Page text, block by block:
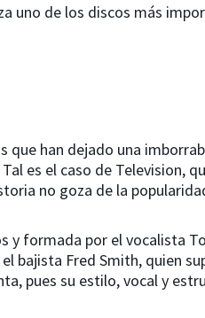
uno de los discos más
que han dejado una
es el caso de Television,
no goza de la
y formada por el vocalista
bajista Fred Smith, quien
pues su estilo, vocal y